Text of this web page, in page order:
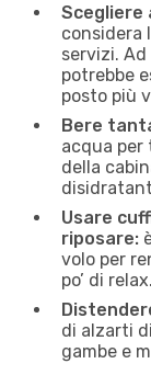
considera
servizi. Ad
potrebbe
posto più
Bere
acqua per
della
Usare
riposare:
volo per
po’ di relax.
di alzarti
gambe e